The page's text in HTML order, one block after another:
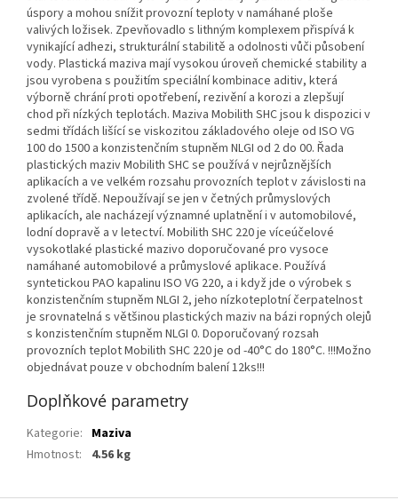
úspory a mohou snížit provozní teploty v namáhané ploše
valivých ložisek. Zpevňovadlo s lithným komplexem přispívá k
vynikající adhezi, strukturální stabilitě a odolnosti vůči působení
vody. Plastická maziva mají vysokou úroveň chemické stability a
jsou vyrobena s použitím speciální kombinace aditiv, která
výborně chrání proti opotřebení, rezivění a korozi a zlepšují
chod při nízkých teplotách. Maziva Mobilith SHC jsou k dispozici v
sedmi třídách lišící se viskozitou základového oleje od ISO VG
100 do 1500 a konzistenčním stupněm NLGI od 2 do 00. Řada
plastických maziv Mobilith SHC se používá v nejrůznějších
aplikacích a ve velkém rozsahu provozních teplot v závislosti na
zvolené třídě. Nepoužívají se jen v četných průmyslových
aplikacích, ale nacházejí významné uplatnění i v automobilové,
lodní dopravě a v letectví. Mobilith SHC 220 je víceúčelové
vysokotlaké plastické mazivo doporučované pro vysoce
namáhané automobilové a průmyslové aplikace. Používá
syntetickou PAO kapalinu ISO VG 220, a i když jde o výrobek s
konzistenčním stupněm NLGI 2, jeho nízkoteplotní čerpatelnost
je srovnatelná s většinou plastických maziv na bázi ropných olejů
s konzistenčním stupněm NLGI 0. Doporučovaný rozsah
provozních teplot Mobilith SHC 220 je od -40°C do 180°C. !!!Možno
objednávat pouze v obchodním balení 12ks!!!
Doplňkové parametry
Kategorie: Maziva
Hmotnost: 4.56 kg